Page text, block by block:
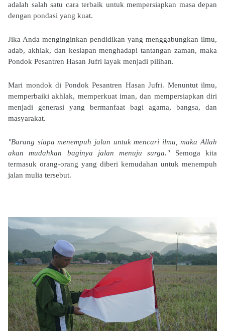
adalah salah satu cara terbaik untuk mempersiapkan masa depan
dengan pondasi yang kuat.
Jika Anda menginginkan pendidikan yang menggabungkan ilmu,
adab, akhlak, dan kesiapan menghadapi tantangan zaman, maka
Pondok Pesantren Hasan Jufri layak menjadi pilihan.
Mari mondok di Pondok Pesantren Hasan Jufri. Menuntut ilmu,
memperbaiki akhlak, memperkuat iman, dan mempersiapkan diri
menjadi generasi yang bermanfaat bagi agama, bangsa, dan
masyarakat.
"Barang siapa menempuh jalan untuk mencari ilmu, maka Allah
akan mudahkan baginya jalan menuju surga."Semoga kita
termasuk orang-orang yang diberi kemudahan untuk menempuh
jalan mulia tersebut.